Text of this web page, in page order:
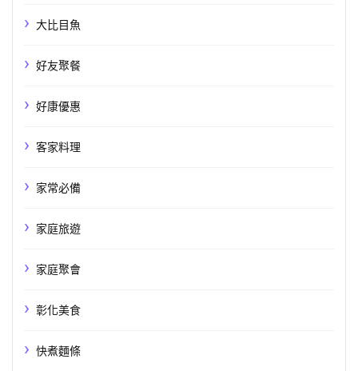
大比目魚
好友聚餐
好康優惠
客家料理
家常必備
家庭旅遊
家庭聚會
彰化美食
快煮麵條